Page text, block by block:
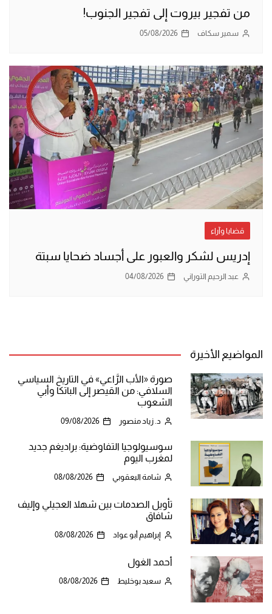
من تفجير بيروت إلى تفجير الجنوب!
سمير سكاف 05/08/2026
قضايا وآراء
إدريس لشكر والعبور على أجساد ضحايا سبتة
عبد الرحيم التوراني 04/08/2026
المواضيع الأخيرة
صورة «الأب الرَّاعي» في التاريخ السياسي
السلافي: من القيصر إلى الباتكا وأبي
الشعوب
د. زياد منصور 09/08/2026
سوسيولوجيا التفاوضية: براديغم جديد
لمغرب اليوم
شامة اليعقوبي 08/08/2026
تأويل الصدمات بين شهلا العجيلي وإليف
شافاق
إبراهيم أبو عواد 08/08/2026
أحمد الغول
سعيد بوخليط 08/08/2026